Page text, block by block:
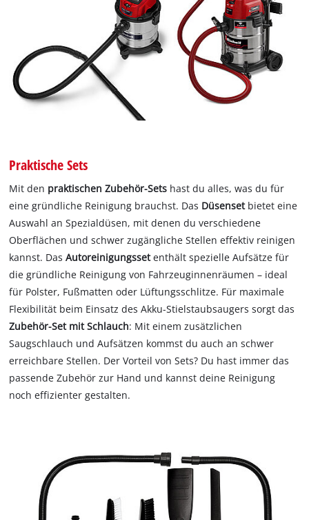
Praktische Sets
Mit den praktischen Zubehör-Sets hast du alles, was du für
eine gründliche Reinigung brauchst. Das Düsensetbietet eine
Auswahl an Spezialdüsen, mit denen du verschiedene
Oberflächen und schwer zugängliche Stellen effektiv reinigen
kannst. DasAutoreinigungssetenthält spezielle Aufsätze für
die gründliche Reinigung von Fahrzeuginnenräumen – ideal
für Polster, Fußmatten oder Lüftungsschlitze. Für maximale
Flexibilität beim Einsatz des Akku-Stielstaubsaugers sorgt das
Zubehör-Set mit Schlauch: Mit einem zusätzlichen
Saugschlauch und Aufsätzen kommst du auch an schwer
erreichbare Stellen. Der Vorteil von Sets? Du hast immer das
passende Zubehör zur Hand und kannst deine Reinigung
noch effizienter gestalten.